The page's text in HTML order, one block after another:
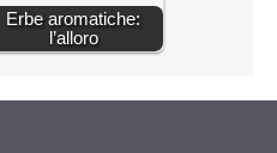
Erbe aromatiche:
l’alloro